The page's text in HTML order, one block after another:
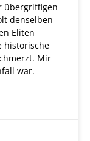
übergriffigen
denselben
Eliten
historische
Mir
war.